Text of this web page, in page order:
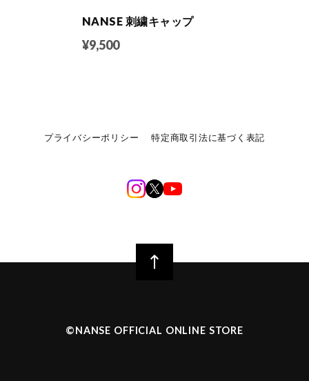
NANSE 刺繍キャップ
¥9,500
プライバシーポリシー 特定商取引法に基づく表記
©︎NANSE OFFICIAL ONLINE STORE